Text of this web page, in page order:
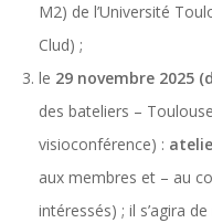
M2) de l’Université
Clud) ;
le 29 novembre 2025
des bateliers –
visioconférence) :
aux membres et – au
intéressés) ; il s’agira